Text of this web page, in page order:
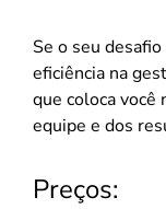
Se o seu
eficiência na
que coloca você
equipe e dos
Preços: